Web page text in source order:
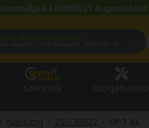
Használja a LENDÜLET
Nankang 255/30R22